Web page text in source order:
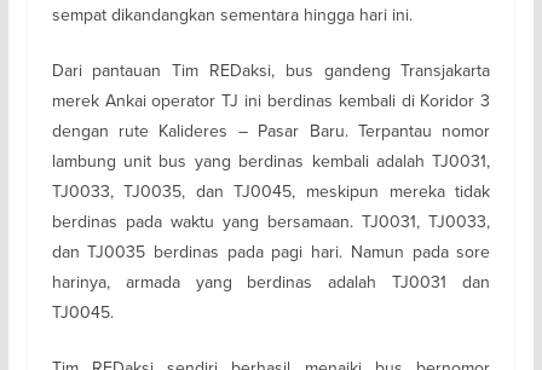
sempat dikandangkan sementara hingga hari ini.
Dari pantauan Tim REDaksi, bus gandeng Transjakarta
merek Ankai operator TJ ini berdinas kembali di Koridor 3
dengan rute Kalideres – Pasar Baru. Terpantau nomor
lambung unit bus yang berdinas kembali adalah TJ0031,
TJ0033, TJ0035, dan TJ0045, meskipun mereka tidak
berdinas pada waktu yang bersamaan. TJ0031, TJ0033,
dan TJ0035 berdinas pada pagi hari. Namun pada sore
harinya, armada yang berdinas adalah TJ0031 dan
TJ0045.